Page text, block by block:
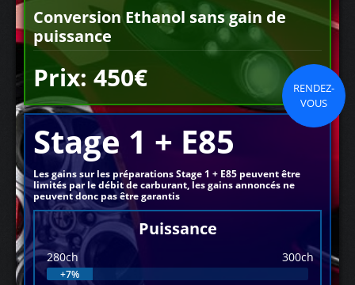
Conversion Ethanol sans gain de
puissance
Prix: 450€
RENDEZ-
VOUS
Stage 1 + E85
Les gains sur les préparations Stage 1 + E85 peuvent être
limités par le débit de carburant, les gains annoncés ne
peuvent donc pas être garantis
Puissance
280ch 300ch
+7%